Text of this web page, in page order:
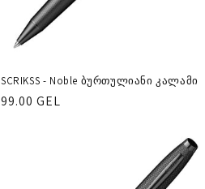
SCRIKSS - Noble ბურთულიანი კალამი
რეგულარული
99.00 GEL